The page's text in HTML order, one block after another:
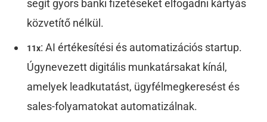
segít gyors banki fizetéseket elfogadni kártyás
közvetítő nélkül.
11x: AI értékesítési és automatizációs startup.
Úgynevezett digitális munkatársakat kínál,
amelyek leadkutatást, ügyfélmegkeresést és
sales-folyamatokat automatizálnak.